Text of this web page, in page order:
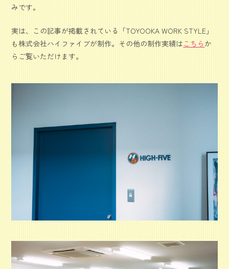
みです。
実は、この記事が掲載されている「TOYOOKA WORK STYLE」
も株式会社ハイファイブが制作。その他の制作実績はこちらか
らご覧いただけます。